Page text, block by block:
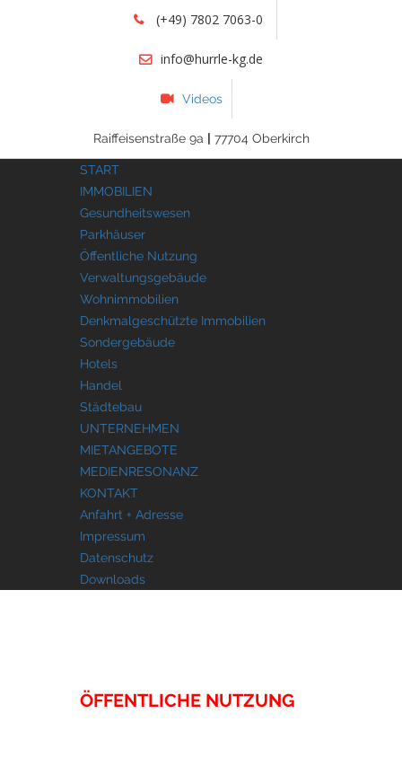
(+49) 7802 7063-0
info@hurrle-kg.de
Videos
Raiffeisenstraße 9a | 77704 Oberkirch
START
IMMOBILIEN
Gesundheitswesen
Parkhäuser
Öffentliche Nutzung
Verwaltungsgebäude
Wohnimmobilien
Denkmalgeschützte Immobilien
Sondergebäude
Hotels
Handel
Städtebau
UNTERNEHMEN
MIETANGEBOTE
MEDIENRESONANZ
KONTAKT
Anfahrt + Adresse
Impressum
Datenschutz
Downloads
ÖFFENTLICHE NUTZUNG